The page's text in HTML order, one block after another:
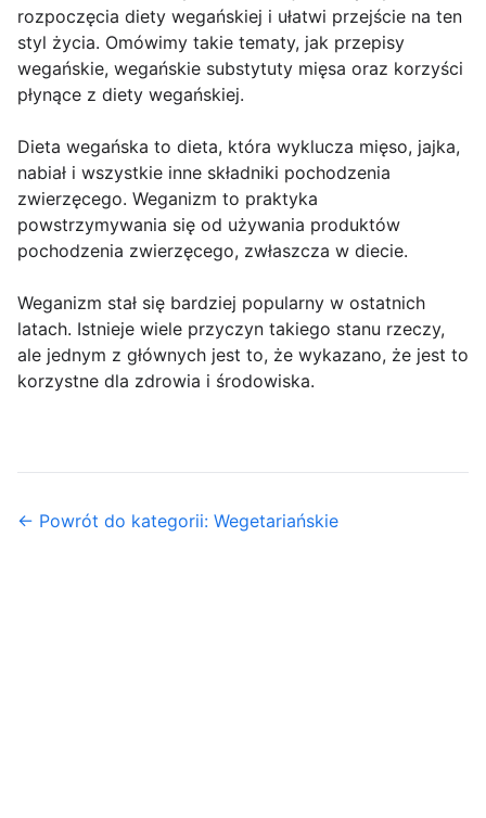
rozpoczęcia diety wegańskiej i ułatwi przejście na ten
styl życia. Omówimy takie tematy, jak przepisy
wegańskie, wegańskie substytuty mięsa oraz korzyści
płynące z diety wegańskiej.
Dieta wegańska to dieta, która wyklucza mięso, jajka,
nabiał i wszystkie inne składniki pochodzenia
zwierzęcego. Weganizm to praktyka
powstrzymywania się od używania produktów
pochodzenia zwierzęcego, zwłaszcza w diecie.
Weganizm stał się bardziej popularny w ostatnich
latach. Istnieje wiele przyczyn takiego stanu rzeczy,
ale jednym z głównych jest to, że wykazano, że jest to
korzystne dla zdrowia i środowiska.
← Powrót do kategorii: Wegetariańskie